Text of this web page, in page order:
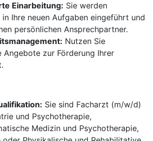
Einarbeitung: Sie werden
in Ihre neuen Aufgaben eingeführt und
persönlichen Ansprechpartner.
Nutzen Sie
Angebote zur Förderung Ihrer
Sie sind Facharzt (m/w/d)
und Psychotherapie,
Medizin und Psychotherapie,